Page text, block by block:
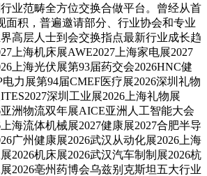
业范畴全方位交换合做平台。曾经从首
面积，普遍邀请部分、行业协会和专业
高层人士到会交换指点最新行业成长趋
上海机床展AWE2027上海家电展2027
上海光伏展第93届药交会2026HNC健
电力展第94届CMEF医疗展2026深圳礼物
深圳工业展2026上海礼物展
亚洲物流双年展AICE亚洲人工智能大会
海流体机械展2027健康展2027合肥半导
广州健康展2026武汉从动化展2026上海
2026机床展2026武汉汽车制制展2026杭
2026亳州药博会乌兹别克斯坦五大行业